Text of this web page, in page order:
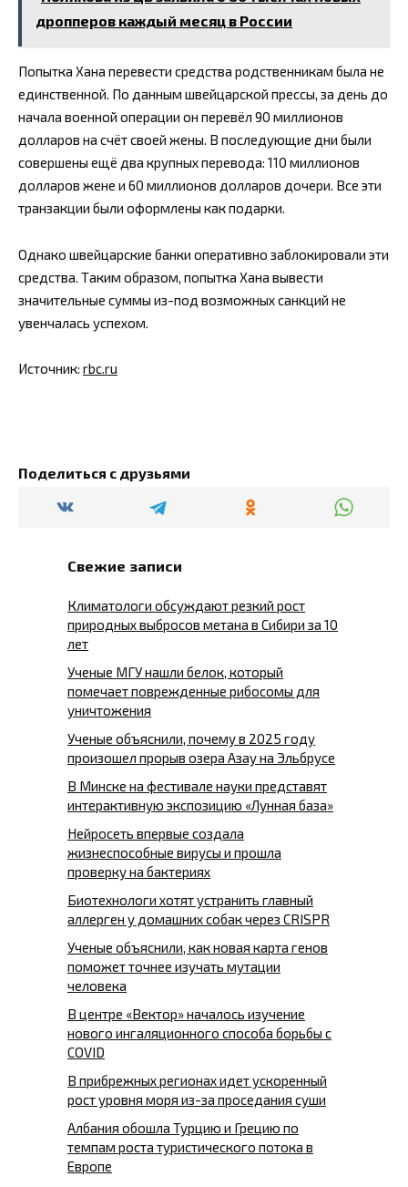
дропперов каждый месяц в России
Попытка Хана перевести средства родственникам была не
единственной. По данным швейцарской прессы, за день до
начала военной операции он перевёл 90 миллионов
долларов на счёт своей жены. В последующие дни были
совершены ещё два крупных перевода: 110 миллионов
долларов жене и 60 миллионов долларов дочери. Все эти
транзакции были оформлены как подарки.
Однако швейцарские банки оперативно заблокировали эти
средства. Таким образом, попытка Хана вывести
значительные суммы из-под возможных санкций не
увенчалась успехом.
Источник: rbc.ru
Поделиться с друзьями
Свежие записи
Климатологи обсуждают резкий рост
природных выбросов метана в Сибири за 10
лет
Ученые МГУ нашли белок, который
помечает поврежденные рибосомы для
уничтожения
Ученые объяснили, почему в 2025 году
произошел прорыв озера Азау на Эльбрусе
В Минске на фестивале науки представят
интерактивную экспозицию «Лунная база»
Нейросеть впервые создала
жизнеспособные вирусы и прошла
проверку на бактериях
Биотехнологи хотят устранить главный
аллерген у домашних собак через CRISPR
Ученые объяснили, как новая карта генов
поможет точнее изучать мутации
человека
В центре «Вектор» началось изучение
нового ингаляционного способа борьбы с
COVID
В прибрежных регионах идет ускоренный
рост уровня моря из-за проседания суши
Албания обошла Турцию и Грецию по
темпам роста туристического потока в
Европе